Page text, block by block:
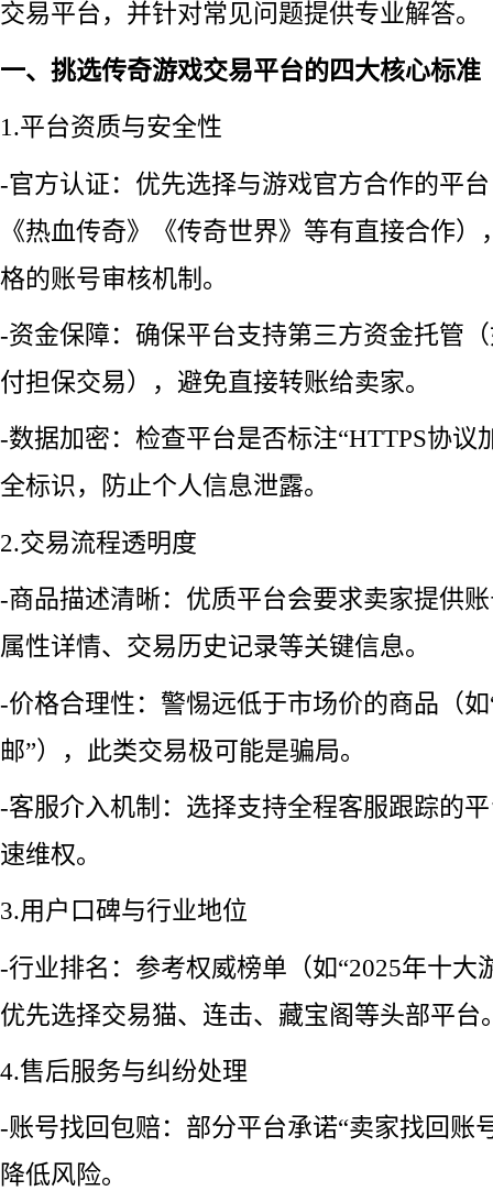
交易平台，并针对常见问题提供专业解答。
一、挑选传奇游戏交易平台的四大核心标准
1.平台资质与安全性
-官方认证：优先选择与游戏官方合作的平
《热血传奇》《传奇世界》等有直接合作
格的账号审核机制。
-资金保障：确保平台支持第三方资金托管
付担保交易），避免直接转账给卖家。
-数据加密：检查平台是否标注“HTTPS协议
全标识，防止个人信息泄露。
2.交易流程透明度
-商品描述清晰：优质平台会要求卖家提供
属性详情、交易历史记录等关键信息。
-价格合理性：警惕远低于市场价的商品（
邮”），此类交易极可能是骗局。
-客服介入机制：选择支持全程客服跟踪的
速维权。
3.用户口碑与行业地位
-行业排名：参考权威榜单（如“2025年十大
优先选择交易猫、连击、藏宝阁等头部平台
4.售后服务与纠纷处理
-账号找回包赔：部分平台承诺“卖家找回账
降低风险。